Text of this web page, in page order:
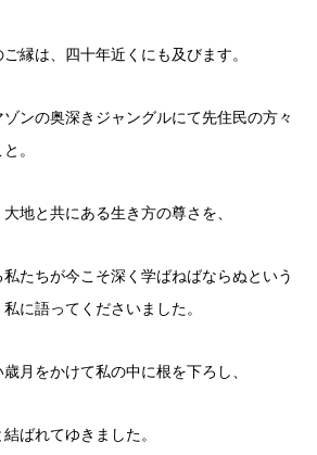
縁は、四十年近くにも及びます。
ンの奥深きジャングルにて先住民の方々
。
地と共にある生き方の尊さを、
たちが今こそ深く学ばねばならぬという
に語ってくださいました。
月をかけて私の中に根を下ろし、
ばれてゆきました。